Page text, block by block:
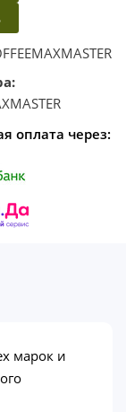
оплата через:
марок и